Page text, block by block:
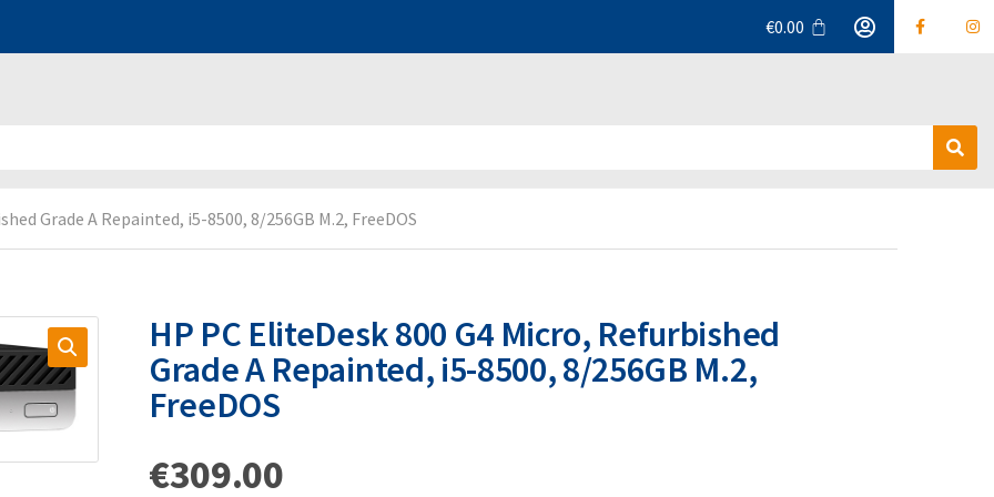
€0.00
Α
Grade A Repainted, i5-8500, 8/256GB M.2, FreeDOS
HP PC EliteDesk 800 G4 Micro, Refurbished
Grade A Repainted, i5-8500, 8/256GB M.2,
FreeDOS
€309.00